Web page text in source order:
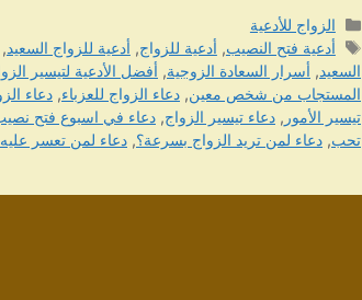
التصنيفات
الزواج للأدعية
الوسوم
أدعية فتح النصيب, أدعية للزواج, أدعية للزواج السعيد,
السعيد, أسرار السعادة الزوجية, أفضل الأدعية لتيسير
المستجاب من شخص معين, دعاء الزواج للعزباء, دعاء
تيسير الأمور , دعاء تيسير الزواج, دعاء في اسبوع فتح
تحب, دعاء لمن تريد الزواج بسرعة؟, دعاء لمن تعسر عليه